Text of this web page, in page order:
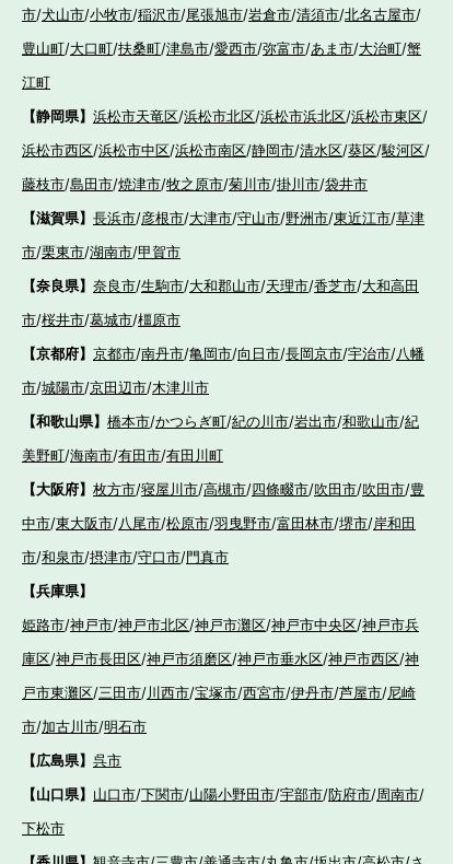
市/犬山市/小牧市/稲沢市/尾張旭市/岩倉市/清須市/北名古屋市/
豊山町/大口町/扶桑町/津島市/愛西市/弥富市/あま市/大治町/蟹
江町
【静岡県】 浜松市天竜区/浜松市北区/浜松市浜北区/浜松市東区/
浜松市西区/浜松市中区/浜松市南区/静岡市/清水区/葵区/駿河区/
藤枝市/島田市/焼津市/牧之原市/菊川市/掛川市/袋井市
【滋賀県】 長浜市/彦根市/大津市/守山市/野洲市/東近江市/草津
市/栗東市/湖南市/甲賀市
【奈良県】 奈良市/生駒市/大和郡山市/天理市/香芝市/大和高田
市/桜井市/葛城市/橿原市
【京都府】 京都市/南丹市/亀岡市/向日市/長岡京市/宇治市/八幡
市/城陽市/京田辺市/木津川市
【和歌山県】 橋本市/かつらぎ町/紀の川市/岩出市/和歌山市/紀
美野町/海南市/有田市/有田川町
【大阪府】 枚方市/寝屋川市/高槻市/四條畷市/吹田市/吹田市/豊
中市/東大阪市/八尾市/松原市/羽曳野市/富田林市/堺市/岸和田
市/和泉市/摂津市/守口市/門真市
【兵庫県】
姫路市/神戸市/神戸市北区/神戸市灘区/神戸市中央区/神戸市兵
庫区/神戸市長田区/神戸市須磨区/神戸市垂水区/神戸市西区/神
戸市東灘区/三田市/川西市/宝塚市/西宮市/伊丹市/芦屋市/尼崎
市/加古川市/明石市
【広島県】 呉市
【山口県】 山口市/下関市/山陽小野田市/宇部市/防府市/周南市/
下松市